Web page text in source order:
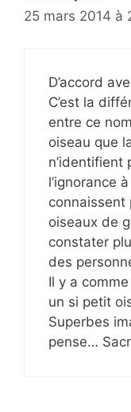
25 mars 2014 à
D’accord
C’est la
entre ce
oiseau que
n’identifient
l’ignorance
connaissent
oiseaux de
constater
des
Il y a
un si petit
Superbes
pense…